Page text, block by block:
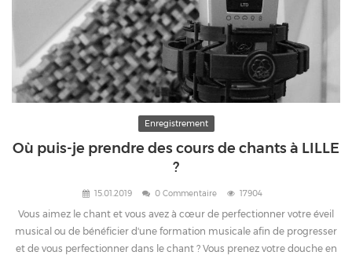
Enregistrement
Où puis-je prendre des cours de chants à LILLE
?
15.01.2019 0 Commentaire 17904
Vous aimez le chant et vous avez à cœur de perfectionner votre éveil
musical ou de bénéficier d'une formation musicale afin de progresser
et de vous perfectionner dans le chant ? Vous prenez votre douche en